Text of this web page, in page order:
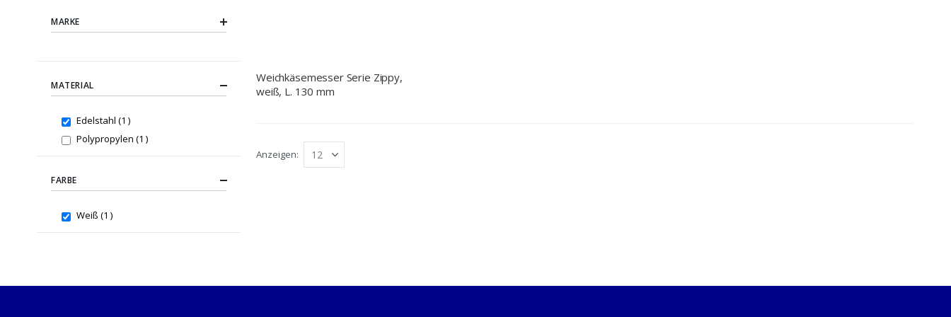
Weichkäsemesser Serie Zippy,
weiß, L. 130 mm
Anzeigen
MARKE
MATERIAL
Edelstahl 1 item
Polypropylen 1 item
FARBE
Weiß 1 item